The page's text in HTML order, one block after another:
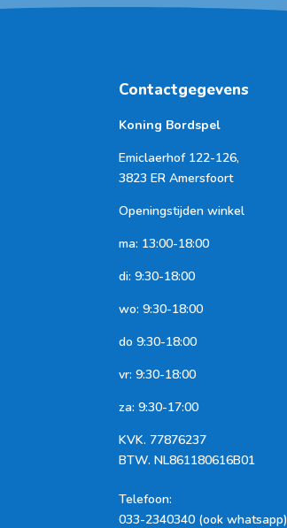
Contactgegevens
Koning Bordspel
Emiclaerhof 122-126,
3823 ER Amersfoort
Openingstijden winkel
ma: 13:00-18:00
di: 9:30-18:00
wo: 9:30-18:00
do 9:30-18:00
vr: 9:30-18:00
za: 9:30-17:00
KVK. 77876237
BTW. NL861180616B01
Telefoon:
033-2340340 (ook whatsapp)